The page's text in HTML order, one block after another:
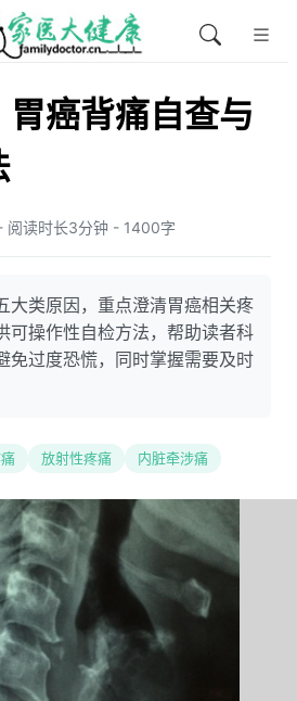
癌背痛自查与
读时长3分钟 - 1400字
大类原因，重点澄清胃癌相关疼
可操作性自检方法，帮助读者科
免过度恐慌，同时掌握需要及时
放射性疼痛 内脏牵涉痛